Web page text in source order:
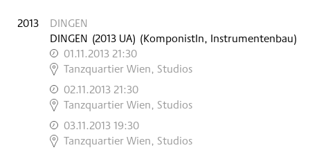
2013
DINGEN
DINGEN (2013 UA) (KomponistIn, Instrumentenbau)
01.11.2013 21:30
,
Tanzquartier Wien, Studios
02.11.2013 21:30
,
Tanzquartier Wien, Studios
03.11.2013 19:30
,
Tanzquartier Wien, Studios